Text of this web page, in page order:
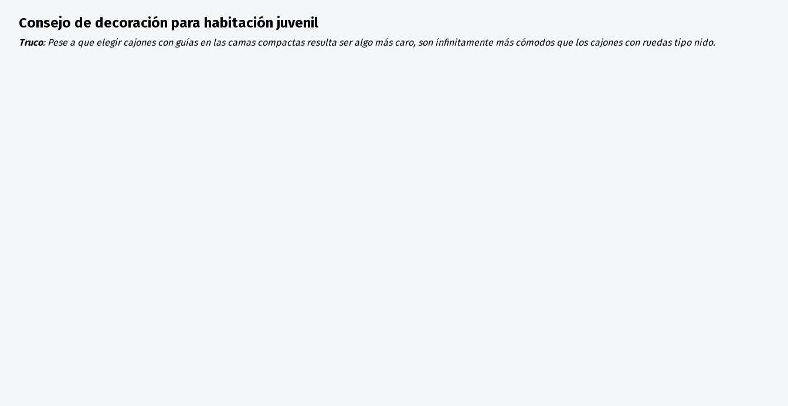
Consejo de decoración para habitación juvenil
Truco: Pese a que elegir cajones con guías en las camas compactas resulta ser algo más caro, son ínfinitamente más cómodos que los cajones con ruedas tipo nido.